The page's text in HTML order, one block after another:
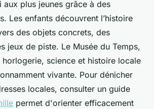
aux plus jeunes grâce à des
Les enfants découvrent l’histoire
des objets concrets, des
jeux de piste. Le Musée du Temps,
science et histoire locale
vivante. Pour dénicher
locales, consulter un guide
permet d'orienter efficacement